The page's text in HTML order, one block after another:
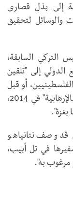
إلى بذل قصارى
والوسائل لتحقيق
التركي السابقة،
المجتمع الدولي إلى "تلقين
أو قبل
ذلك بسنوات عندما وصف "دولة إسرائيل بالإرهابية" في 2014،
بغزة".
التركي قد وصف نتانياهو
في تل أبيب،
مرغوب به".